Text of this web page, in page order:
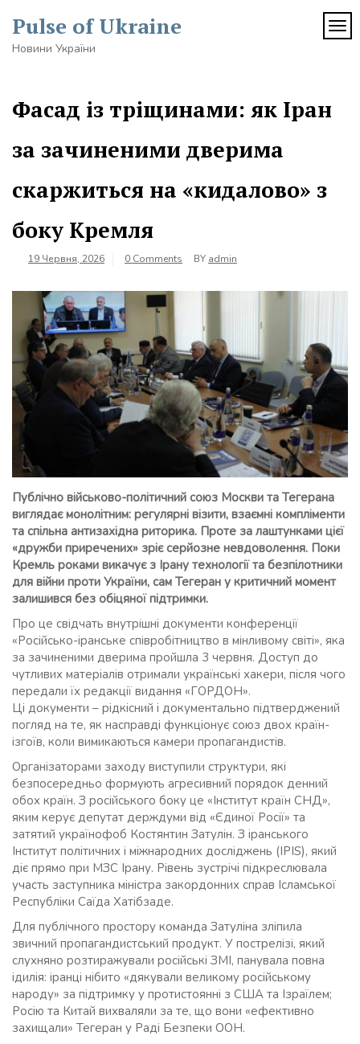
content
Pulse of Ukraine
Новини України
Фасад із тріщинами: як Іран
за зачиненими дверима
скаржиться на «кидалово» з
боку Кремля
19 Червня, 2026 0 Comments BY admin
Публічно військово-політичний союз Москви та Тегерана
виглядає монолітним: регулярні візити, взаємні компліменти
та спільна антизахідна риторика. Проте за лаштунками цієї
«дружби приречених» зріє серйозне невдоволення. Поки
Кремль роками викачує з Ірану технології та безпілотники
для війни проти України, сам Тегеран у критичний момент
залишився без обіцяної підтримки.
Про це свідчать внутрішні документи конференції
«Російсько-іранське співробітництво в мінливому світі», яка
за зачиненими дверима пройшла 3 червня. Доступ до
чутливих матеріалів отримали українські хакери, після чого
передали їх редакції видання «ГОРДОН».
Ці документи – рідкісний і документально підтверджений
погляд на те, як насправді функціонує союз двох країн-
ізгоїв, коли вимикаються камери пропагандистів.
Організаторами заходу виступили структури, які
безпосередньо формують агресивний порядок денний
обох країн. З російського боку це «Інститут країн СНД»,
яким керує депутат держдуми від «Єдиної Росії» та
затятий українофоб Костянтин Затулін. З іранського
Інститут політичних і міжнародних досліджень (IPIS), який
діє прямо при МЗС Ірану. Рівень зустрічі підкреслювала
участь заступника міністра закордонних справ Ісламської
Республіки Саїда Хатібзаде.
Для публічного простору команда Затуліна зліпила
звичний пропагандистський продукт. У пострелізі, який
слухняно розтиражували російські ЗМІ, панувала повна
ідилія: іранці нібито «дякували великому російському
народу» за підтримку у протистоянні з США та Ізраїлем;
Росію та Китай вихваляли за те, що вони «ефективно
захищали» Тегеран у Раді Безпеки ООН.